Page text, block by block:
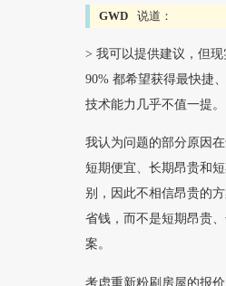
GWD 说道：
> 我可以提供建议，但
90% 都希望获得最快捷
技术能力几乎不值一提。
我认为问题的部分原因
短期便宜、长期昂贵和
别，因此不相信昂贵的
省钱，而不是短期昂贵
案。
考虑重新粉刷房屋的报